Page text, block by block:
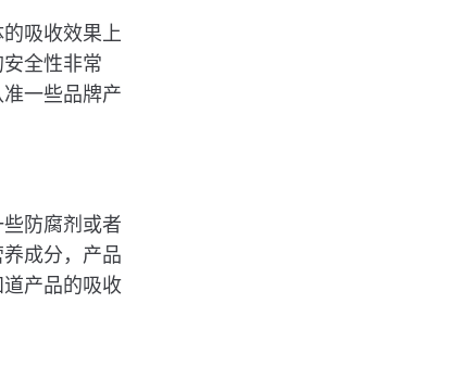
吸收效果上
全性非常
一些品牌产
防腐剂或者
成分，产品
产品的吸收